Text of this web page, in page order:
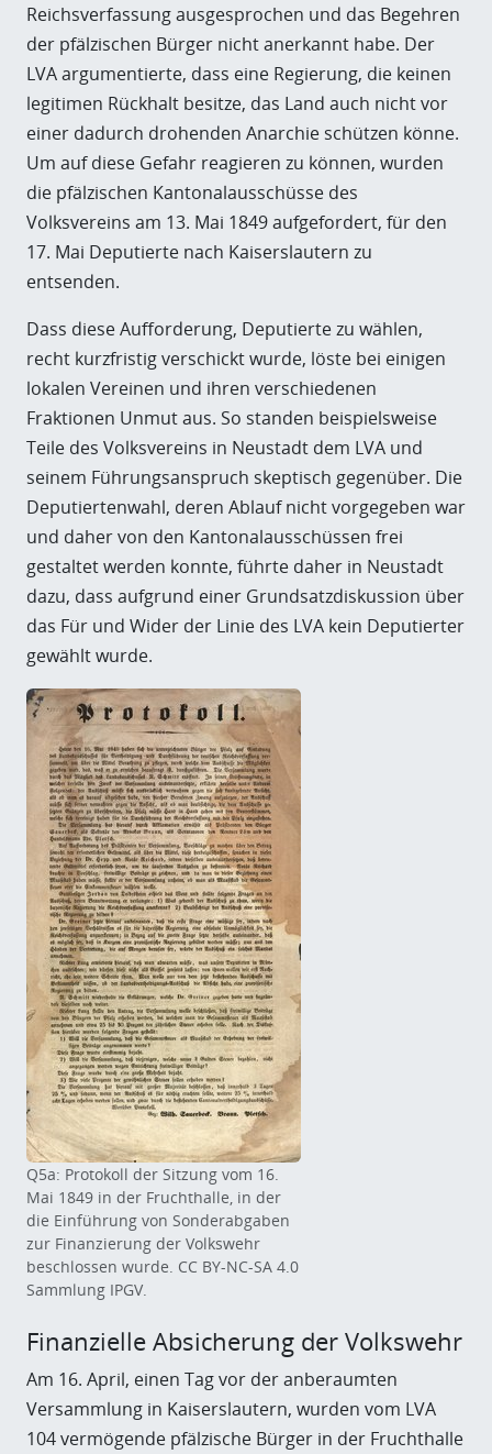
Reichsverfassung ausgesprochen und das Begehren
der pfälzischen Bürger nicht anerkannt habe. Der
LVA argumentierte, dass eine Regierung, die keinen
legitimen Rückhalt besitze, das Land auch nicht vor
einer dadurch drohenden Anarchie schützen könne.
Um auf diese Gefahr reagieren zu können, wurden
die pfälzischen Kantonalausschüsse des
Volksvereins am 13. Mai 1849 aufgefordert, für den
17. Mai Deputierte nach Kaiserslautern zu
entsenden.
Dass diese Aufforderung, Deputierte zu wählen,
recht kurzfristig verschickt wurde, löste bei einigen
lokalen Vereinen und ihren verschiedenen
Fraktionen Unmut aus. So standen beispielsweise
Teile des Volksvereins in Neustadt dem LVA und
seinem Führungsanspruch skeptisch gegenüber. Die
Deputiertenwahl, deren Ablauf nicht vorgegeben war
und daher von den Kantonalausschüssen frei
gestaltet werden konnte, führte daher in Neustadt
dazu, dass aufgrund einer Grundsatzdiskussion über
das Für und Wider der Linie des LVA kein Deputierter
gewählt wurde.
Q5a: Protokoll der Sitzung vom 16.
Mai 1849 in der Fruchthalle, in der
die Einführung von Sonderabgaben
zur Finanzierung der Volkswehr
beschlossen wurde. CC BY-NC-SA 4.0
Sammlung IPGV.
Finanzielle Absicherung der Volkswehr
Am 16. April, einen Tag vor der anberaumten
Versammlung in Kaiserslautern, wurden vom LVA
104 vermögende pfälzische Bürger in der Fruchthalle